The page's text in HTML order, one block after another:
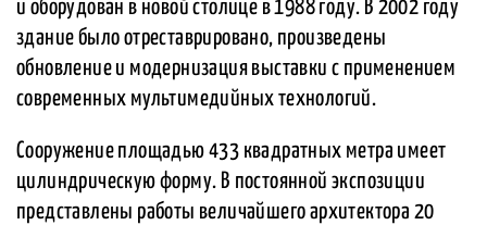
и оборудован в новой столице в 1988 году. В 2002 году
здание было отреставрировано, произведены
обновление и модернизация выставки с применением
современных мультимедийных технологий.
Сооружение площадью 433 квадратных метра имеет
цилиндрическую форму. В постоянной экспозиции
представлены работы величайшего архитектора 20